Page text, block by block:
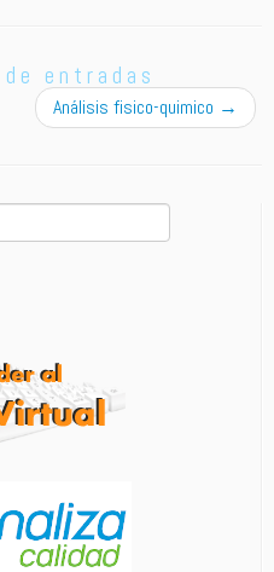
entradas
Análisis fisico-quimico →